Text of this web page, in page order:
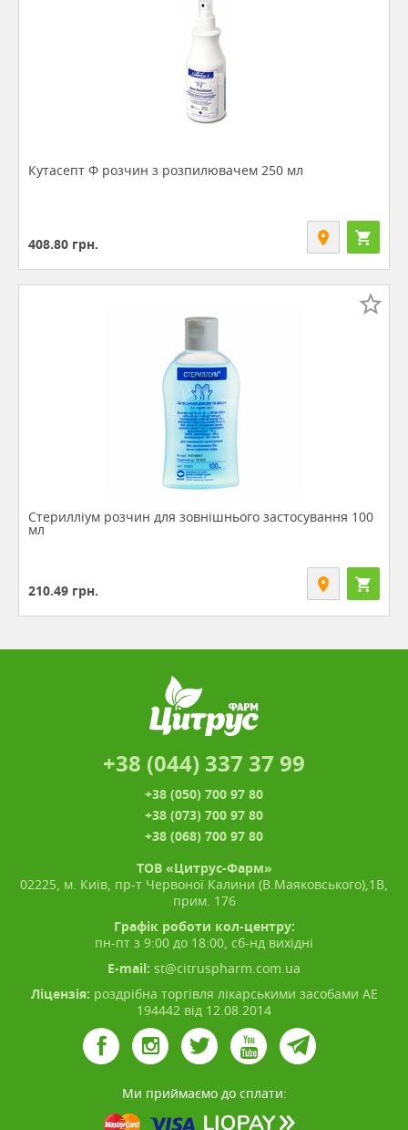
Кутасепт Ф розчин з розпилювачем 250 мл
408.80 грн.
Стерилліум розчин для зовнішнього застосування 100
мл
210.49 грн.
+38 (044) 337 37 99
+38 (050) 700 97 80
+38 (073) 700 97 80
+38 (068) 700 97 80
ТОВ «Цитрус-Фарм»
02225, м. Київ, пр-т Червоної Калини (В.Маяковського),1В,
прим. 176
Графік роботи кол-центру:
пн-пт з 9:00 до 18:00, сб-нд вихідні
E-mail: st@citruspharm.com.ua
Ліцензія: роздрібна торгівля лікарськими засобами АЕ
194442 від 12.08.2014
Ми приймаємо до сплати: